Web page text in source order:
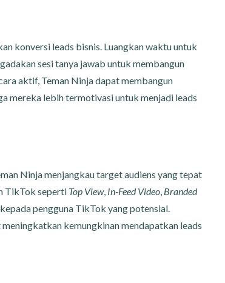
konversi leads bisnis. Luangkan waktu untuk
sesi tanya jawab untuk membangun
aktif, Teman Ninja dapat membangun
mereka lebih termotivasi untuk menjadi leads
Ninja menjangkau target audiens yang tepat
TikTok seperti Top View, In-Feed Video, Branded
pengguna TikTok yang potensial.
kemungkinan mendapatkan leads